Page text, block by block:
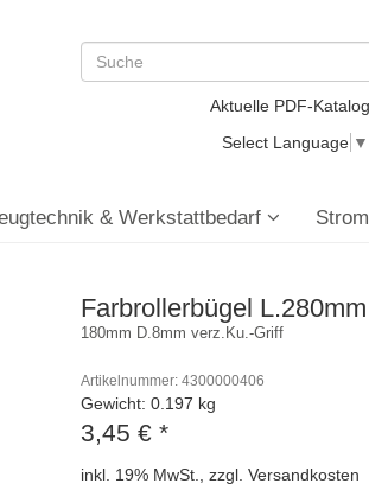
Aktuelle PDF-
Select Language ▼
& Werkstattbedarf
Farbrollerbügel
180mm D.8mm verz.Ku.-Griff
Artikelnummer: 4300000406
Gewicht: 0.197 kg
3,45 € *
inkl. 19% MwSt., zzgl. Versandkosten